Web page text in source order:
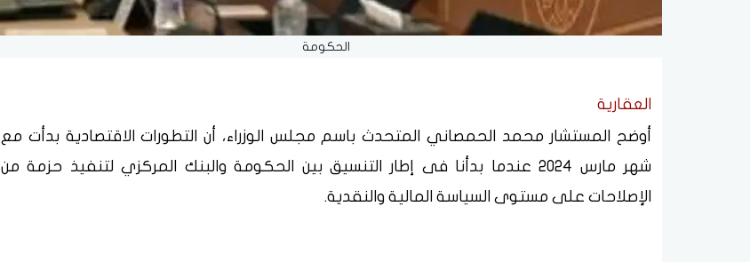
الحكومة
العقارية
أوضح المستشار محمد الحمصاني المتحدث باسم مجلس الوزراء، أن التطورات الاقتصادية بدأت مع
شهر مارس 2024 عندما بدأنا فى إطار التنسيق بين الحكومة والبنك المركزي لتنفيذ حزمة من
الإصلاحات على مستوى السياسة المالية والنقدية.